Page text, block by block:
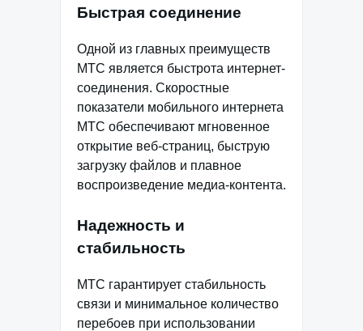
Быстрая соединение
Одной из главных преимуществ
МТС является быстрота интернет-
соединения. Скоростные
показатели мобильного интернета
МТС обеспечивают мгновенное
открытие веб-страниц, быструю
загрузку файлов и плавное
воспроизведение медиа-контента.
Надежность и
стабильность
МТС гарантирует стабильность
связи и минимальное количество
перебоев при использовании